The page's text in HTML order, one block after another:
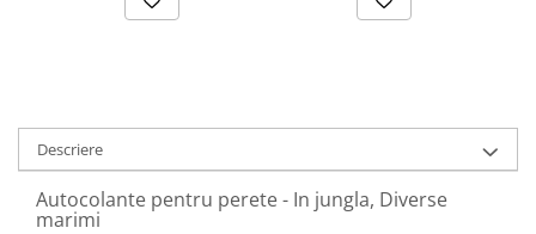
Descriere
Autocolante pentru perete - In jungla, Diverse
marimi